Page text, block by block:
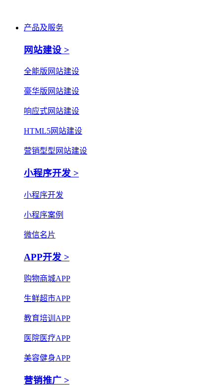
产品及服务
网站建设 >
全能版网站建设
豪华版网站建设
响应式网站建设
HTML5网站建设
营销型型网站建设
小程序开发 >
小程序开发
小程序案例
微信名片
APP开发 >
购物商城APP
生鲜超市APP
教育培训APP
医院医疗APP
美容健身APP
营销推广 >